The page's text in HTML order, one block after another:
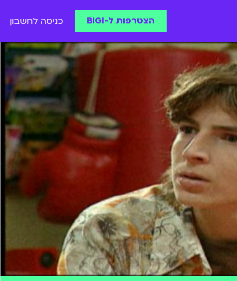
הצטרפות ל-BIGI כניסה לחשבון